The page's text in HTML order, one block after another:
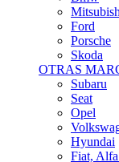
Ford
Porsche
Skoda
OTRAS
Subaru
Seat
Opel
Hyundai
Fiat, Alfa
Toyota